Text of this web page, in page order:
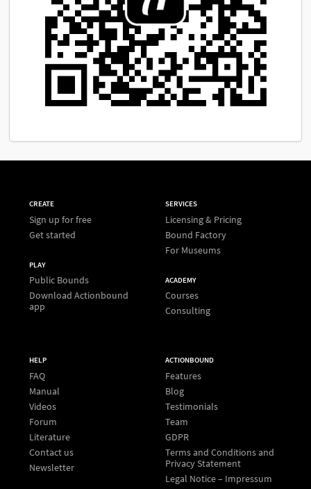
CREATE
Sign up for free
Get started
PLAY
Public Bounds
Download Actionbound
app
SERVICES
Licensing & Pricing
Bound Factory
For Museums
ACADEMY
Courses
Consulting
HELP
FAQ
Manual
Videos
Forum
Literature
Contact us
Newsletter
ACTIONBOUND
Features
Blog
Testimonials
Team
GDPR
Terms and Conditions and
Privacy Statement
Legal Notice – Impressum